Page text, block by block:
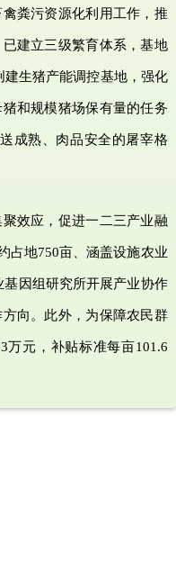
粪污资源化利用工作，推
建立三级繁育体系，基地
建生猪产能调控基地，强化
和规模猪场保有量的任务
成熟、肉品安全的屠宰格
效应，促进一二三产业融
占地750亩、涵盖设施农业
因组研究所开展产业协作
向。此外，为保障农民群
万元，补贴标准每亩101.6